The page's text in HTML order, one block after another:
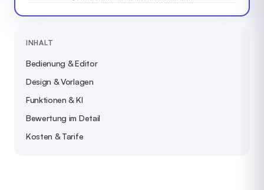
INHALT
Bedienung & Editor
Design & Vorlagen
Funktionen & KI
Bewertung im Detail
Kosten & Tarife